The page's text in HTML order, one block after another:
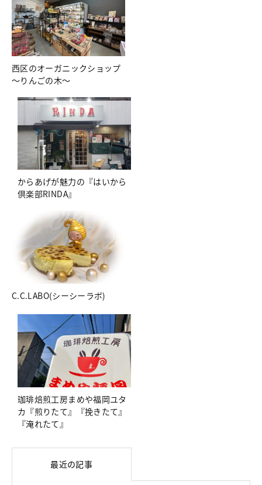
西区のオーガニックショップ
～りんごの木～
からあげが魅力の『はいから
倶楽部RINDA』
C.C.LABO(シーシーラボ)
珈琲焙煎工房まめや福岡ユタ
カ『煎りたて』『挽きたて』
『淹れたて』
最近の記事